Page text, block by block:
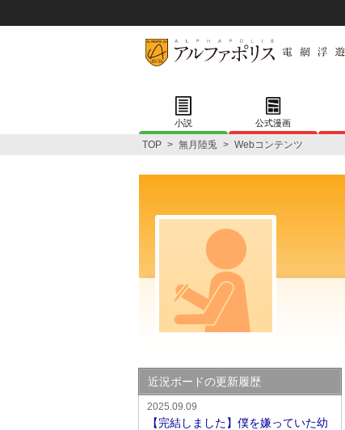
小説 公式漫画
TOP > 無月陸兎 > Webコンテンツ
近況ボードの更新履歴
2025.09.09
【完結しました】僕を嫌っていた幼